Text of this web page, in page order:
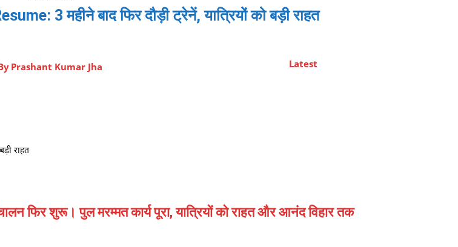
3 महीने बाद फिर दौड़ी ट्रेनें, यात्रियों को बड़ी राहत
Prashant Kumar Jha Latest
फिर शुरू। पुल मरम्मत कार्य पूरा, यात्रियों को राहत और आनंद विहार तक